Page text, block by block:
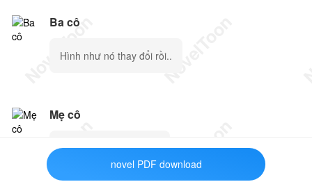
Ba cô
Hình như nó thay đổi rồi..
Mẹ cô
Em.. em có linh cảm…
novel PDF download